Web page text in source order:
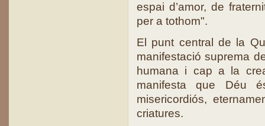
espai d’amor, de
per a tothom".
El punt central de la
manifestació suprema
humana i cap a la
manifesta que Déu
misericordiós,
criatures.